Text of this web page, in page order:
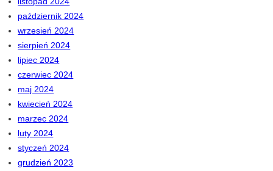
październik 2024
wrzesień 2024
sierpień 2024
lipiec 2024
czerwiec 2024
maj 2024
kwiecień 2024
marzec 2024
luty 2024
styczeń 2024
grudzień 2023